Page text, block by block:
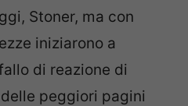
Stoner, ma con
iniziarono a
di reazione di
peggiori pagini